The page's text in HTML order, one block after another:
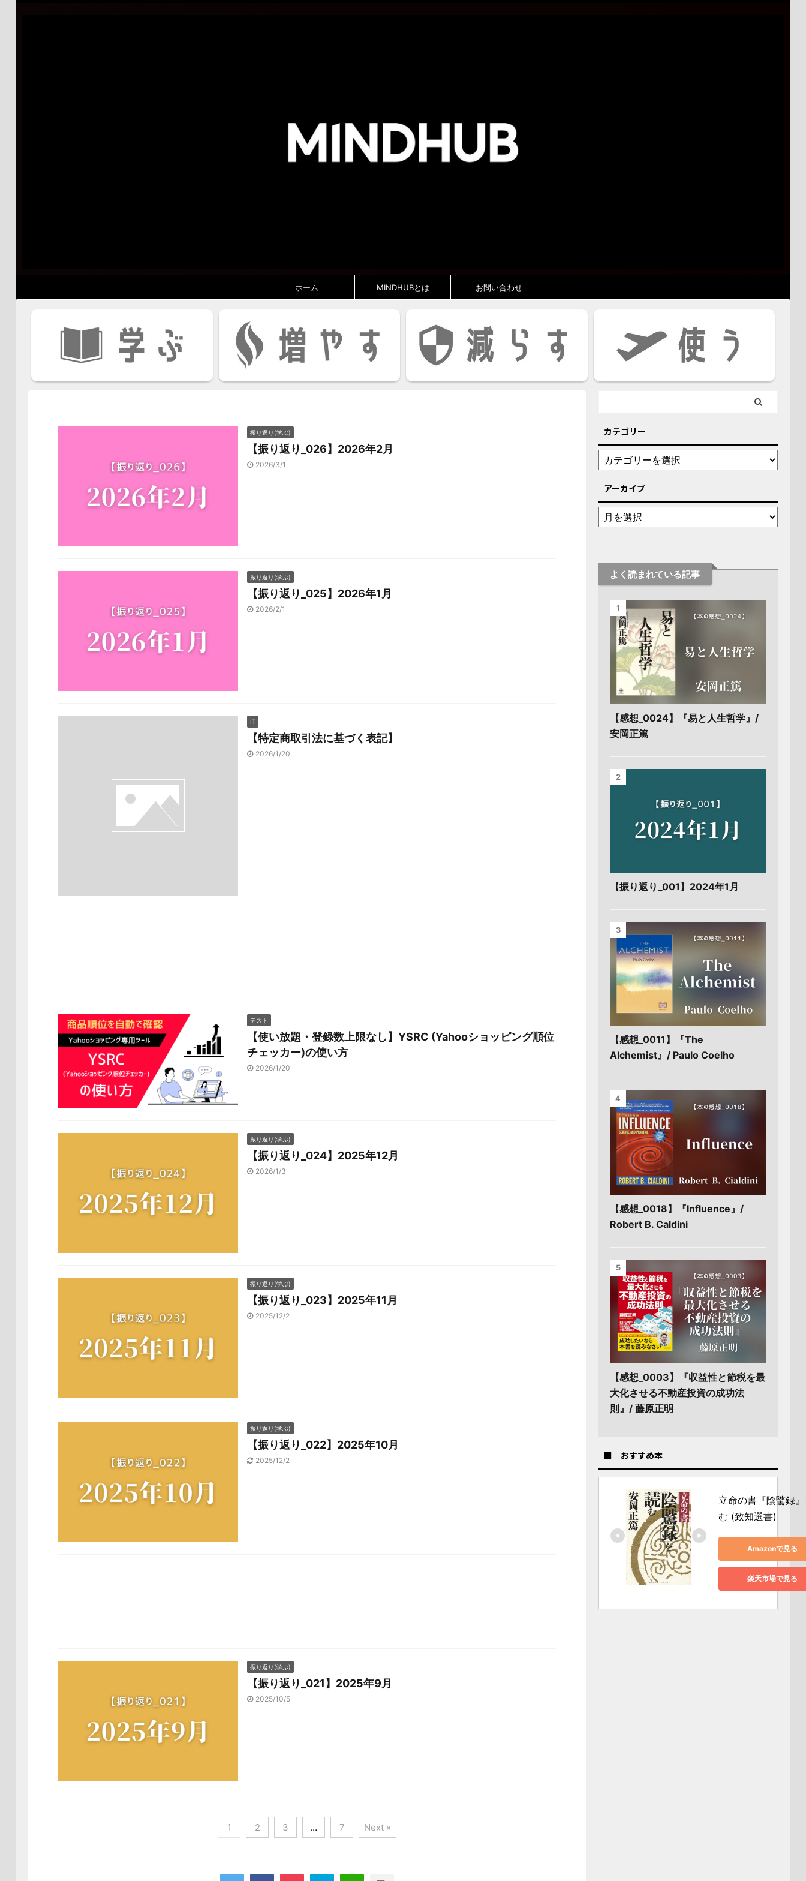
ホーム MINDHUBとは お問い合わせ
振り返り(学ぶ)
【振り返り_026】2026年2月
2026/3/1
振り返り(学ぶ)
【振り返り_025】2026年1月
2026/2/1
IT
【特定商取引法に基づく表記】
2026/1/20
テスト
【使い放題・登録数上限なし】YSRC (Yahooショッピング順位
チェッカー)の使い方
2026/1/20
振り返り(学ぶ)
【振り返り_024】2025年12月
2026/1/3
振り返り(学ぶ)
【振り返り_023】2025年11月
2025/12/2
振り返り(学ぶ)
【振り返り_022】2025年10月
2025/12/2
振り返り(学ぶ)
【振り返り_021】2025年9月
2025/10/5
1 2 3 … 7 Next »
カテゴリー
アーカイブ
よく読まれている記事
1
【感想_0024】『易と人生哲学』/
安岡正篤
2
【振り返り_001】2024年1月
3
【感想_0011】『The
Alchemist』/ Paulo Coelho
4
【感想_0018】『Influence』/
Robert B. Caldini
5
【感想_0003】『収益性と節税を最
大化させる不動産投資の成功法
則』/ 藤原正明
■ おすすめ本
立命の書『陰騭録
む (致知選書)
Amazonで見る
楽天市場で見る